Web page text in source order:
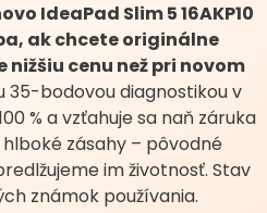
IdeaPad Slim 5 16AKP10
ak chcete originálne
cenu než pri novom
bodovou diagnostikou v
% a vzťahuje sa naň záruka
zásahy – pôvodné
im životnosť. Stav
známok používania.